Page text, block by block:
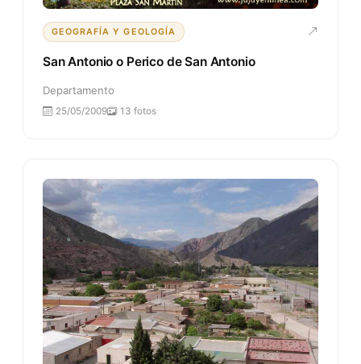
GEOGRAFÍA Y GEOLOGÍA
San Antonio o Perico de San Antonio
Departamento
25/05/2009 13 fotos